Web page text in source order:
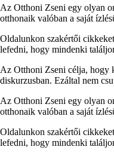
Az Otthoni Zseni egy olyan
otthonaik valóban a saját
Oldalunkon szakértői
lefedni, hogy mindenki
Az Otthoni Zseni célja, hogy
diskurzusban. Ezáltal nem
Az Otthoni Zseni egy olyan
otthonaik valóban a saját
Oldalunkon szakértői
lefedni, hogy mindenki